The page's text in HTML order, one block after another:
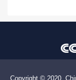
Copyright © 2020,